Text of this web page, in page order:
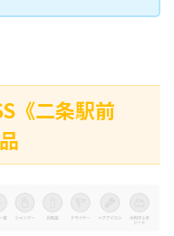
《二条駅前